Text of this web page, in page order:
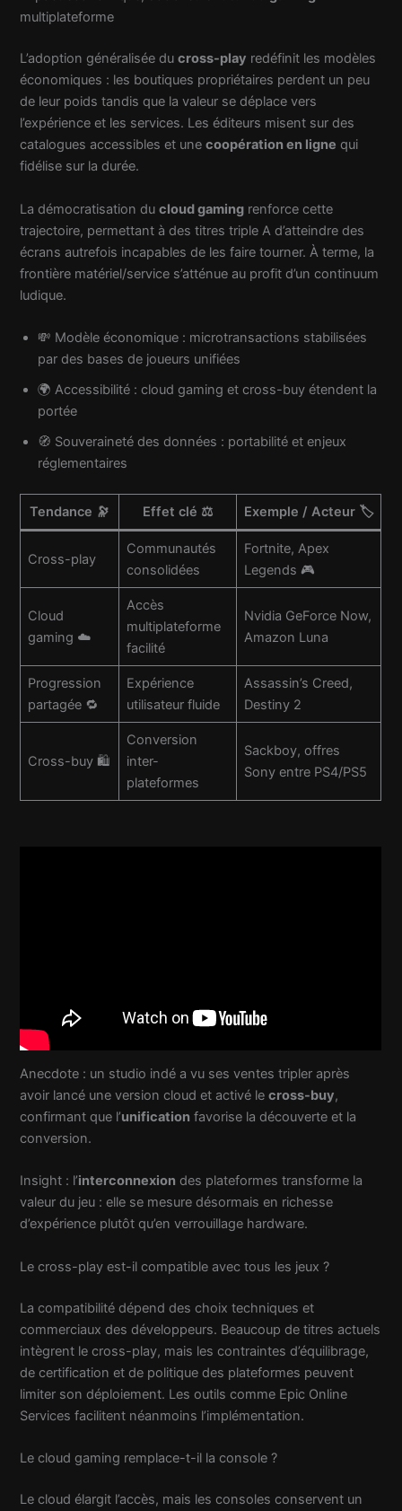
multiplateforme
L’adoption généralisée ducross-play redéfinit les modèles
économiques : les boutiques propriétaires perdent un peu
de leur poids tandis que la valeur se déplace vers
l’expérience et les services. Les éditeurs misent sur des
catalogues accessibles et unecoopération en ligne qui
fidélise sur la durée.
La démocratisation ducloud gaming renforce cette
trajectoire, permettant à des titres triple A d’atteindre des
écrans autrefois incapables de les faire tourner. À terme, la
frontière matériel/service s’atténue au profit d’un continuum
ludique.
💸 Modèle économique : microtransactions stabilisées
par des bases de joueurs unifiées
🌍 Accessibilité : cloud gaming et cross-buy étendent la
portée
🧭 Souveraineté des données : portabilité et enjeux
réglementaires
Tendance 🔭 Effet clé ⚖️ Exemple / Acteur 🏷️
Cross-play
Communautés
consolidées
Fortnite, Apex
Legends 🎮
Cloud
gaming ☁️
Accès
multiplateforme
facilité
Nvidia GeForce Now,
Amazon Luna
Progression
partagée 🔁
Expérience
utilisateur fluide
Assassin’s Creed,
Destiny 2
Cross-buy 🛍️
Conversion
inter-
plateformes
Sackboy, offres
Sony entre PS4/PS5
Anecdote : un studio indé a vu ses ventes tripler après
avoir lancé une version cloud et activé lecross-buy,
confirmant que l’unification favorise la découverte et la
conversion.
Insight : l’interconnexion des plateformes transforme la
valeur du jeu : elle se mesure désormais en richesse
d’expérience plutôt qu’en verrouillage hardware.
Le cross-play est-il compatible avec tous les jeux ?
La compatibilité dépend des choix techniques et
commerciaux des développeurs. Beaucoup de titres actuels
intègrent le cross-play, mais les contraintes d’équilibrage,
de certification et de politique des plateformes peuvent
limiter son déploiement. Les outils comme Epic Online
Services facilitent néanmoins l’implémentation.
Le cloud gaming remplace-t-il la console ?
Le cloud élargit l’accès, mais les consoles conservent un